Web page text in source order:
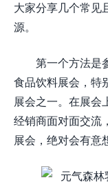
大家分享几个常见
源。
第一个方法是
食品饮料展会，特
展会之一。在展会
经销商面对面交流
展会，绝对会有意